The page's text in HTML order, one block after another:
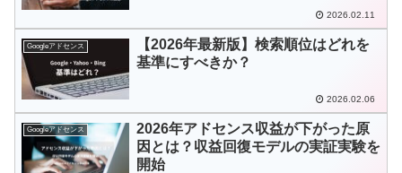
2026.02.11
Googleアドセンス
【2026年最新版】検索順位はどれを
基準にすべきか？
2026.02.06
Googleアドセンス
2026年アドセンス収益が下がった原
因とは？収益回復モデルの実証実験を
開始